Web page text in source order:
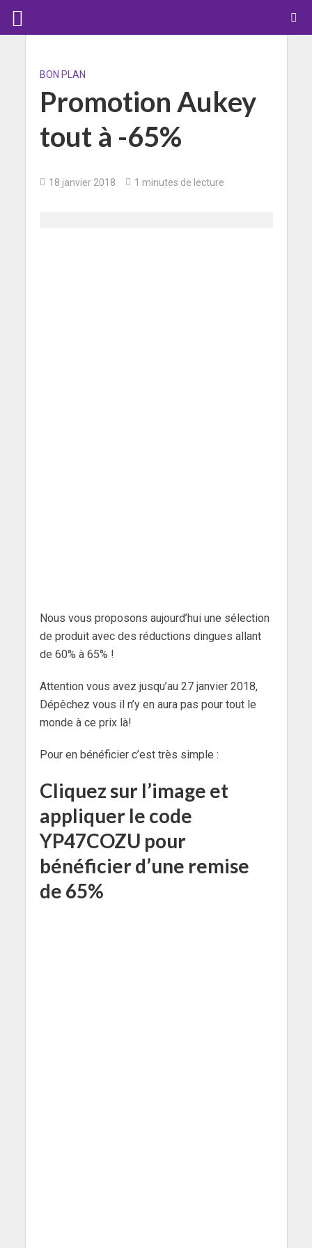
BON PLAN
Promotion Aukey
tout à -65%
18 janvier 2018 1 minutes de lecture
Nous vous proposons aujourd’hui une sélection
de produit avec des réductions dingues allant
de 60% à 65% !
Attention vous avez jusqu’au 27 janvier 2018,
Dépêchez vous il n’y en aura pas pour tout le
monde à ce prix là!
Pour en bénéficier c’est très simple :
Cliquez sur l’image et
appliquer le code
YP47COZU pour
bénéficier d’une remise
de 65%